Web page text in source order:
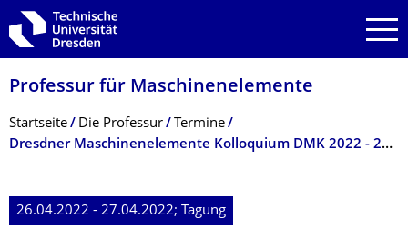
Zur Hauptnavigation springen
Zur Suche springen
Zum Inhalt springen
Professur für Maschinenelemente
Breadcrumb-Menü
Startseite Die Professur
Termine
Dresdner Maschinenelemente Kolloquium DMK 2022 - 26. und 27. April 2022
26.04.2022 - 27.04.2022; Tagung